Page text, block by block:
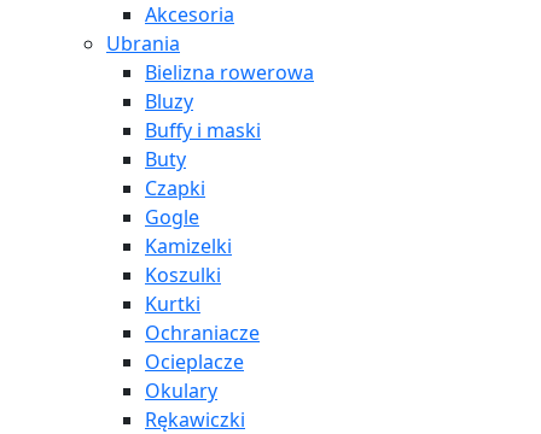
Akcesoria
Ubrania
Bielizna rowerowa
Bluzy
Buffy i maski
Buty
Czapki
Gogle
Kamizelki
Koszulki
Kurtki
Ochraniacze
Ocieplacze
Okulary
Rękawiczki